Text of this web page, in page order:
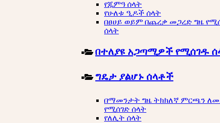
የጁምዓ ሰላት
የሁለቱ ዒዶች ሰላት
በፀሀይ ወይም በጨረቃ መጋረድ ግዜ
ሰላት
በተለያዩ አጋጣሚዎች የሚሰገዱ
ግዴታ ያልሆኑ ሰላቶች
በማመንታት ግዜ ትክክለኛ ምርጫን
የሚሰገድ ሰላት
የለሊት ሰላት